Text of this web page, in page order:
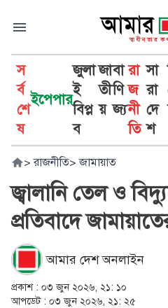
স
র্ব
শে
ষ
ইপেপার
জুলা
ই
বিপ্ল
ব
জা
তী
য়
বা
ণি
জ্য
রা
জ
নী
তি
সা
রা
দে
শ
> রাজনীতি> জামায়াত
জ্বালানি তেল ও
প্রতিবাদে
আমার দেশ অনলাইন
প্রকাশ : ০৩ জুন ২০২৬, ২১: ১০
আপডেট : ০৩ জুন ২০২৬, ২১: ২৫